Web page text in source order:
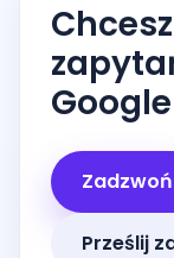
Zadzwoń
Prześlij